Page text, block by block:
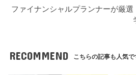
ファイナンシャルプランナーが厳選
RECOMMEND こちらの記事も人気で